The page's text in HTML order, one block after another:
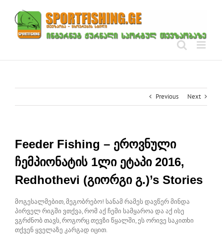
content
Previous Next
Feeder Fishing – ეროვნული
ჩემპიონატის 1ლი ეტაპი 2016,
Redhothevi (გიორგი გ.)’s Stories
მოგესალმებით, მეგობრებო! სანამ რამეს დავწერ მინდა
პირველ რიგში ვთქვა, რომ აქ ჩემი სამყაროა და აქ ისე
ვგრძნობ თავს, როგორც თევზი წყალში, ეს ორივე საკითხი
თქვენ ყველაზე კარგად იცით.